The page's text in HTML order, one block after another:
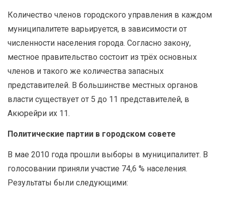
Количество членов городского управления в каждом
муниципалитете варьируется, в зависимости от
численности населения города. Согласно закону,
местное правительство состоит из трёх основных
членов и такого же количества запасных
представителей. В большинстве местных органов
власти существует от 5 до 11 представителей, в
Акюрейри их 11.
Политические партии в городском совете
В мае 2010 года прошли выборы в муниципалитет. В
голосовании приняли участие 74,6 % населения.
Результаты были следующими: